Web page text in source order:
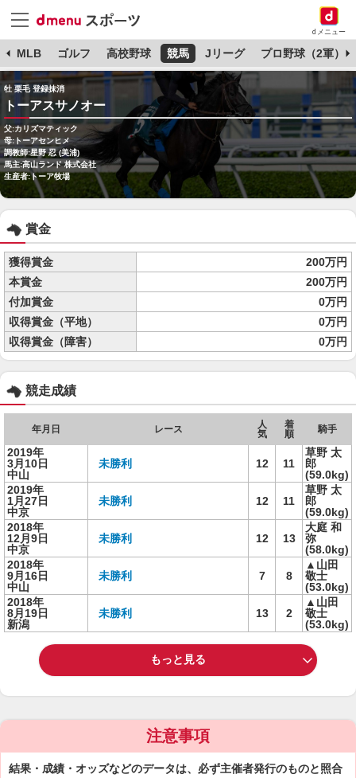
dメニュー
MLB ゴルフ 高校野球 競馬 Jリーグ プロ野球（2軍）
牡 栗毛 登録抹消
トーアスサノオー
父:カリズマティック
母:トーアセンヒメ
調教師:星野 忍 (美浦)
馬主:高山ランド 株式会社
生産者:トーア牧場
賞金
獲得賞金
200万円
本賞金
200万円
付加賞金
0万円
収得賞金（平地）
0万円
収得賞金（障害）
0万円
競走成績
年月日 レース
人
気
着
順
騎手
2019年
3月10日
中山
未勝利 12 11
草野 太
郎
(59.0kg)
2019年
1月27日
中京
未勝利 12 11
草野 太
郎
(59.0kg)
2018年
12月9日
中京
未勝利 12 13
大庭 和
弥
(58.0kg)
2018年
9月16日
中山
未勝利 7 8
▲山田
敬士
(53.0kg)
2018年
8月19日
新潟
未勝利 13 2
▲山田
敬士
(53.0kg)
もっと見る
注意事項
結果・成績・オッズなどのデータは、必ず主催者発行のものと照合